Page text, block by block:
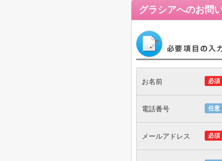
グラシアへのお問
必須
お名前
任意
電話番号
必須
メールアドレス